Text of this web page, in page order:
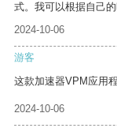
式。我可以根据自己的
2024-10-06
游客
这款加速器VPM应用
2024-10-06